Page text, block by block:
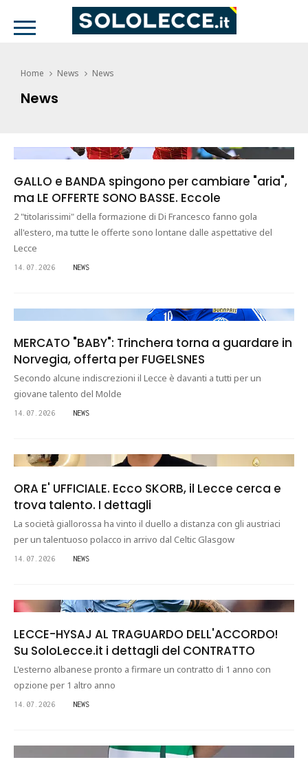
Home News News
News
GALLO e BANDA spingono per cambiare "aria",
ma LE OFFERTE SONO BASSE. Eccole
2 "titolarissimi" della formazione di Di Francesco fanno gola
all'estero, ma tutte le offerte sono lontane dalle aspettative del
Lecce
14.07.2026 NEWS
MERCATO "BABY": Trinchera torna a guardare in
Norvegia, offerta per FUGELSNES
Secondo alcune indiscrezioni il Lecce è davanti a tutti per un
giovane talento del Molde
14.07.2026 NEWS
ORA E' UFFICIALE. Ecco SKORB, il Lecce cerca e
trova talento. I dettagli
La società giallorossa ha vinto il duello a distanza con gli austriaci
per un talentuoso polacco in arrivo dal Celtic Glasgow
14.07.2026 NEWS
LECCE-HYSAJ AL TRAGUARDO DELL'ACCORDO!
Su SoloLecce.it i dettagli del CONTRATTO
L'esterno albanese pronto a firmare un contratto di 1 anno con
opzione per 1 altro anno
14.07.2026 NEWS